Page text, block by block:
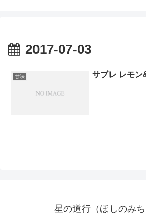
2017-07-03
甘味 サブレ レモン
星の道行（ほしのみち